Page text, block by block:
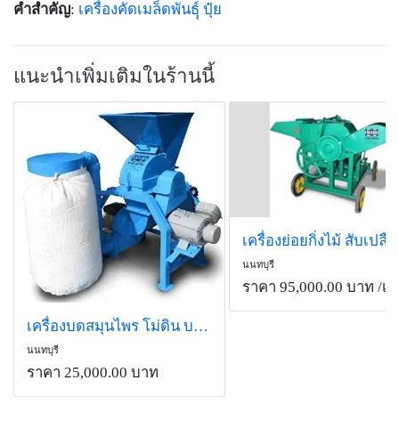
คำสำคัญ: เครื่องคัดเมล็ดพันธฺุ์ ปุ๋ย
แนะนำเพิ่มเติมในร้านนี้
เครื่องบดสมุนไพร โม่ดิน บดอเนกประสงค์
นนทบุรี
ราคา 25,000.00 บาท
นนทบุรี
ราคา 95,000.00 บาท /เ